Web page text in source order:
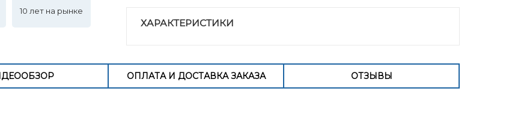
10 лет на рынке
ХАРАКТЕРИСТИКИ
ОПЛАТА И ДОСТАВКА ЗАКАЗА ОТЗЫВЫ